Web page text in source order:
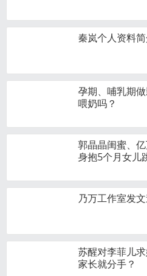
秦岚个人资料
孕期、哺乳期
喂奶吗？
郭晶晶闺蜜、
身抱5个月女儿
乃万工作室发
苏醒对李菲儿
家长就分手？